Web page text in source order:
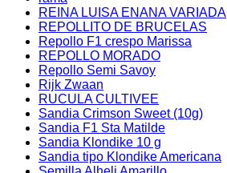
REINA LUISA ENANA VARIADA
REPOLLITO DE BRUCELAS
Repollo F1 crespo Marissa
REPOLLO MORADO
Repollo Semi Savoy
Rijk Zwaan
RUCULA CULTIVEE
Sandia Crimson Sweet (10g)
Sandia F1 Sta Matilde
Sandia Klondike 10 g
Sandia tipo Klondike Americana